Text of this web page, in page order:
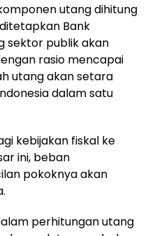
utang dihitung
Bank
sektor publik akan
rasio mencapai
utang akan setara
dalam satu
kebijakan fiskal ke
ini, beban
pokoknya akan
perhitungan utang